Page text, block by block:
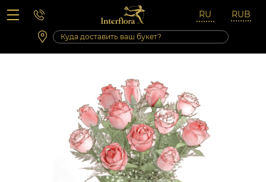
Вопросы-ответы
Сб 10:00 ‐ 14:00
Выходные и праздничные дни